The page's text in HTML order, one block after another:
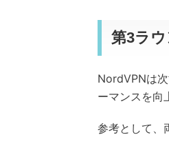
第3ラ
NordVPNは
ーマンスを向
参考として、